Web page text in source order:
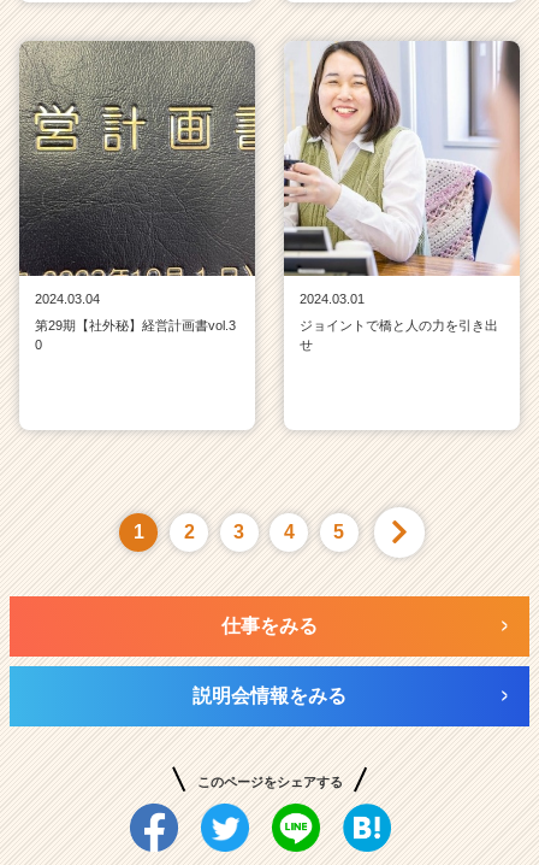
2024.03.04
第29期【社外秘】経営計画書vol.3
0
2024.03.01
ジョイントで橋と人の力を引き出
せ
1 2 3 4 5
仕事をみる
説明会情報をみる
このページをシェアする